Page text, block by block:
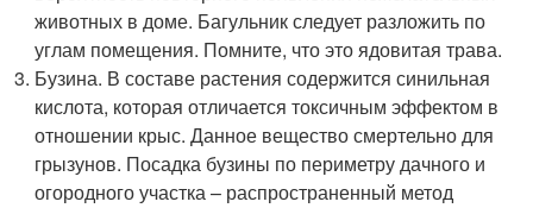
животных в доме. Багульник следует разложить по
углам помещения. Помните, что это ядовитая трава.
Бузина. В составе растения содержится синильная
кислота, которая отличается токсичным эффектом в
отношении крыс. Данное вещество смертельно для
грызунов. Посадка бузины по периметру дачного и
огородного участка – распространенный метод